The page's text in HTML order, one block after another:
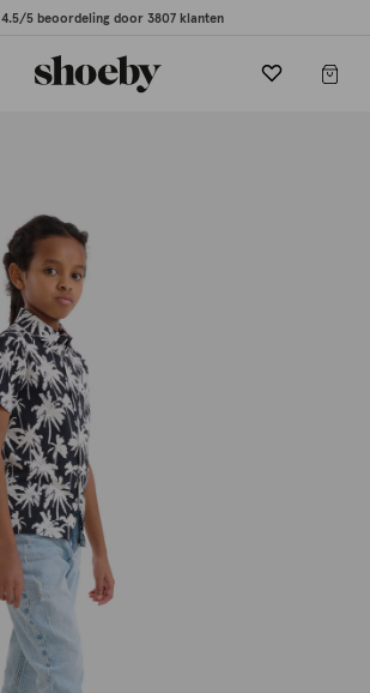
4.5/5 beoordeling door 3807 klanten